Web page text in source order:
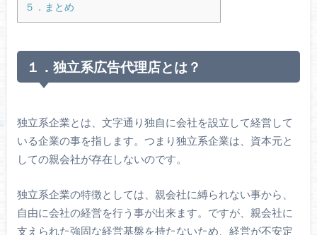
５．まとめ
１．独立系広告代理店とは？
独立系企業とは、文字通り独自に会社を設立して経営して
いる企業の事を指します。つまり独立系企業は、資本元と
しての親会社が存在しないのです。
独立系企業の特徴としては、親会社に縛られない事から、
自由に会社の経営を行う事が出来ます。ですが、親会社に
支えられた強固な経営基盤を持たないため、経営が不安定